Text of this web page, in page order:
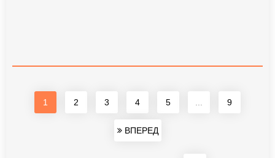
1 2 3 4 5 9
ВПЕРЕД